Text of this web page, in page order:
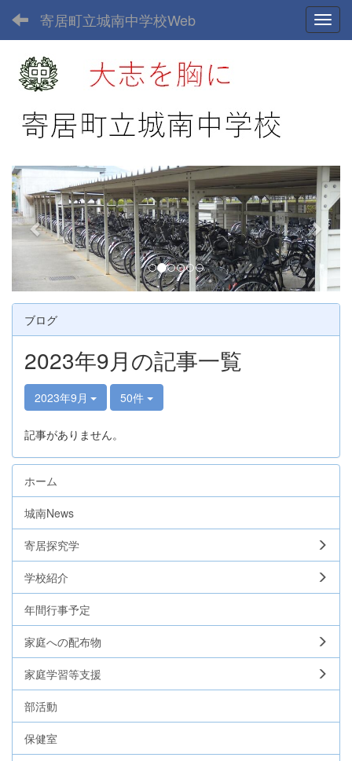
寄居町立城南中学校Web
p
r
e
v
o
u
s
n
e
x
t
ブログ
2023年9月の記事一覧
2023年9月 50件
記事がありません。
ホーム
城南News
寄居探究学
学校紹介
年間行事予定
家庭への配布物
家庭学習等支援
部活動
保健室